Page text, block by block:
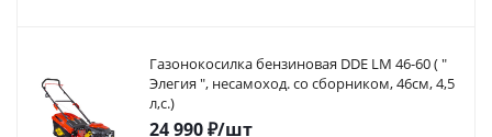
Газонокосилка бензиновая DDE LM 46-60 ( "
Элегия ", несамоход. со сборником, 46см, 4,5
л,с.)
24 990₽/шт